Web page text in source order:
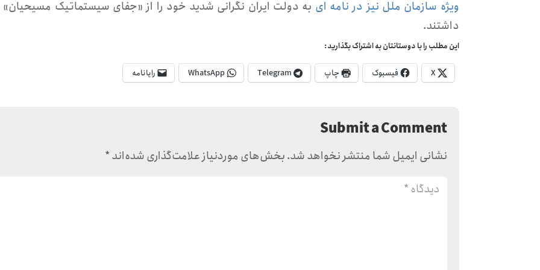
ویژه سازمان ملل نیز در نامه ای به دولت ایران نگرانی شدید خود را از «جفای سیستماتیک مسیحیان»
داشتند.
این مطلب را با دوستانتان به اشتراک بگذارید:
X فیسبوک چاپ Telegram
WhatsApp رایانامه
Submit a Comment
نشانی ایمیل شما منتشر نخواهد شد.بخش‌های موردنیاز علامت‌گذاری شده‌اند*